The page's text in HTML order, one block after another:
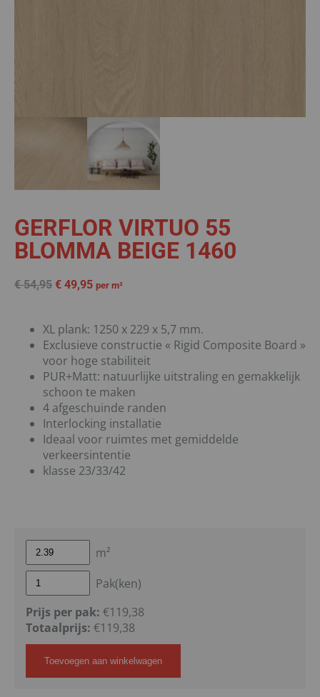
GERFLOR VIRTUO 55
BLOMMA BEIGE 1460
€54,95 € 49,95 per m²
XL plank: 1250 x 229 x 5,7 mm.
Exclusieve constructie « Rigid Composite Board »
voor hoge stabiliteit
PUR+Matt: natuurlijke uitstraling en gemakkelijk
schoon te maken
4 afgeschuinde randen
Interlocking installatie
Ideaal voor ruimtes met gemiddelde
verkeersintentie
klasse 23/33/42
m²
Pak(ken)
Prijs per pak: €119,38
Totaalprijs: €119,38
Toevoegen aan winkelwagen